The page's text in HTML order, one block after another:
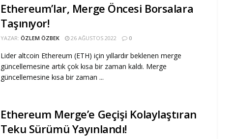
Ethereum’lar, Merge Öncesi Borsalara
Taşınıyor!
YAZAR: ÖZLEM ÖZBEK 26 AĞUSTOS 2022 0
Lider altcoin Ethereum (ETH) için yıllardır beklenen merge
güncellemesine artık çok kısa bir zaman kaldı. Merge
güncellemesine kısa bir zaman ...
Ethereum Merge’e Geçişi Kolaylaştıran
Teku Sürümü Yayınlandı!